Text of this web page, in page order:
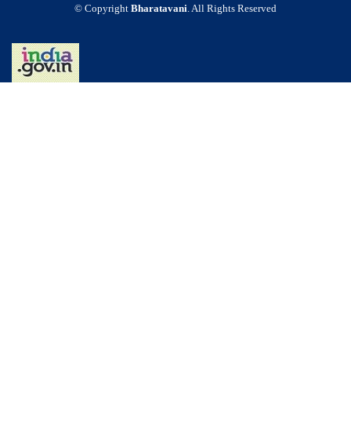
© Copyright Bharatavani. All Rights Reserved